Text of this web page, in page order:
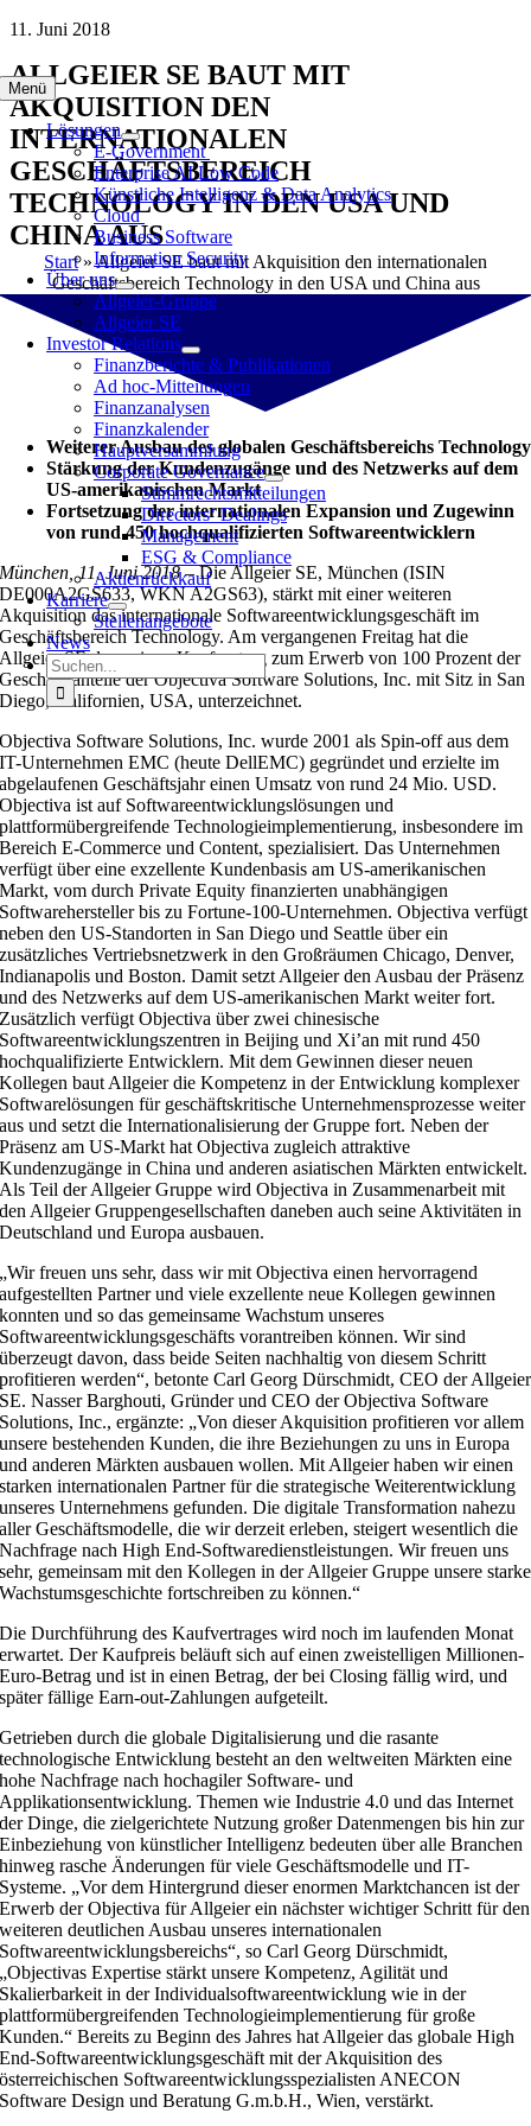
Zum
springen
Menü
Lösungen
E-Government
Enterprise AI Low Code
Künstliche Intelligenz & Data Analytics
Cloud
Business Software
Information Security
Über uns
Allgeier-Gruppe
Allgeier SE
Investor Relations
Finanzberichte & Publikationen
Ad hoc-Mitteilungen
Finanzanalysen
Finanzkalender
Hauptversammlung
Corporate Governance
Stimmrechtsmitteilungen
Directors‘ Dealings
Management
ESG & Compliance
Aktienrückkauf
Karriere
Stellenangebote
News
Suche
nach:
11. Juni 2018
ALLGEIER SE BAUT MIT
AKQUISITION DEN
INTERNATIONALEN
GESCHÄFTSBEREICH
TECHNOLOGY IN DEN USA UND
CHINA AUS
Start»Allgeier SE baut mit Akquisition den internationalen
Geschäftsbereich Technology in den USA und China aus
Weiterer Ausbau des globalen Geschäftsbereichs Technology
Stärkung der Kundenzugänge und des Netzwerks auf dem
US-amerikanischen Markt
Fortsetzung der internationalen Expansion und Zugewinn
von rund 450 hochqualifizierten Softwareentwicklern
München, 11. Juni 2018 –Die Allgeier SE, München (ISIN
DE000A2GS633, WKN A2GS63), stärkt mit einer weiteren
Akquisition das internationale Softwareentwicklungsgeschäft im
Geschäftsbereich Technology. Am vergangenen Freitag hat die
Allgeier SE dazu einen Kaufvertrag zum Erwerb von 100 Prozent der
Geschäftsanteile der Objectiva Software Solutions, Inc. mit Sitz in San
Diego, Kalifornien, USA, unterzeichnet.
Objectiva Software Solutions, Inc. wurde 2001 als Spin-off aus dem
IT-Unternehmen EMC (heute DellEMC) gegründet und erzielte im
abgelaufenen Geschäftsjahr einen Umsatz von rund 24 Mio. USD.
Objectiva ist auf Softwareentwicklungslösungen und
plattformübergreifende Technologieimplementierung, insbesondere im
Bereich E-Commerce und Content, spezialisiert. Das Unternehmen
verfügt über eine exzellente Kundenbasis am US-amerikanischen
Markt, vom durch Private Equity finanzierten unabhängigen
Softwarehersteller bis zu Fortune-100-Unternehmen. Objectiva verfügt
neben den US-Standorten in San Diego und Seattle über ein
zusätzliches Vertriebsnetzwerk in den Großräumen Chicago, Denver,
Indianapolis und Boston. Damit setzt Allgeier den Ausbau der Präsenz
und des Netzwerks auf dem US-amerikanischen Markt weiter fort.
Zusätzlich verfügt Objectiva über zwei chinesische
Softwareentwicklungszentren in Beijing und Xi’an mit rund 450
hochqualifizierte Entwicklern. Mit dem Gewinnen dieser neuen
Kollegen baut Allgeier die Kompetenz in der Entwicklung komplexer
Softwarelösungen für geschäftskritische Unternehmensprozesse weiter
aus und setzt die Internationalisierung der Gruppe fort. Neben der
Präsenz am US-Markt hat Objectiva zugleich attraktive
Kundenzugänge in China und anderen asiatischen Märkten entwickelt.
Als Teil der Allgeier Gruppe wird Objectiva in Zusammenarbeit mit
den Allgeier Gruppengesellschaften daneben auch seine Aktivitäten in
Deutschland und Europa ausbauen.
„Wir freuen uns sehr, dass wir mit Objectiva einen hervorragend
aufgestellten Partner und viele exzellente neue Kollegen gewinnen
konnten und so das gemeinsame Wachstum unseres
Softwareentwicklungsgeschäfts vorantreiben können. Wir sind
überzeugt davon, dass beide Seiten nachhaltig von diesem Schritt
profitieren werden“, betonte Carl Georg Dürschmidt, CEO der Allgeier
SE. Nasser Barghouti, Gründer und CEO der Objectiva Software
Solutions, Inc., ergänzte: „Von dieser Akquisition profitieren vor allem
unsere bestehenden Kunden, die ihre Beziehungen zu uns in Europa
und anderen Märkten ausbauen wollen. Mit Allgeier haben wir einen
starken internationalen Partner für die strategische Weiterentwicklung
unseres Unternehmens gefunden. Die digitale Transformation nahezu
aller Geschäftsmodelle, die wir derzeit erleben, steigert wesentlich die
Nachfrage nach High End-Softwaredienstleistungen. Wir freuen uns
sehr, gemeinsam mit den Kollegen in der Allgeier Gruppe unsere starke
Wachstumsgeschichte fortschreiben zu können.“
Die Durchführung des Kaufvertrages wird noch im laufenden Monat
erwartet. Der Kaufpreis beläuft sich auf einen zweistelligen Millionen-
Euro-Betrag und ist in einen Betrag, der bei Closing fällig wird, und
später fällige Earn-out-Zahlungen aufgeteilt.
Getrieben durch die globale Digitalisierung und die rasante
technologische Entwicklung besteht an den weltweiten Märkten eine
hohe Nachfrage nach hochagiler Software- und
Applikationsentwicklung. Themen wie Industrie 4.0 und das Internet
der Dinge, die zielgerichtete Nutzung großer Datenmengen bis hin zur
Einbeziehung von künstlicher Intelligenz bedeuten über alle Branchen
hinweg rasche Änderungen für viele Geschäftsmodelle und IT-
Systeme. „Vor dem Hintergrund dieser enormen Marktchancen ist der
Erwerb der Objectiva für Allgeier ein nächster wichtiger Schritt für den
weiteren deutlichen Ausbau unseres internationalen
Softwareentwicklungsbereichs“, so Carl Georg Dürschmidt,
„Objectivas Expertise stärkt unsere Kompetenz, Agilität und
Skalierbarkeit in der Individualsoftwareentwicklung wie in der
plattformübergreifenden Technologieimplementierung für große
Kunden.“ Bereits zu Beginn des Jahres hat Allgeier das globale High
End-Softwareentwicklungsgeschäft mit der Akquisition des
österreichischen Softwareentwicklungsspezialisten ANECON
Software Design und Beratung G.m.b.H., Wien, verstärkt.